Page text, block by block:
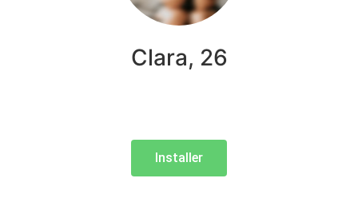
Clara, 26
Installer